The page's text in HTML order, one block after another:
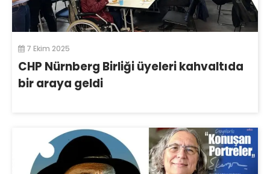
7 Ekim 2025
CHP Nürnberg Birliği üyeleri kahvaltıda
bir araya geldi